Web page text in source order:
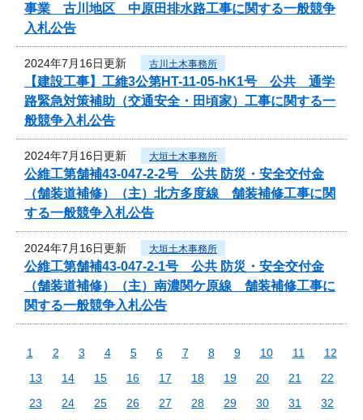
事業 古川地区 中原田排水路工事に関する一般競争
入札公告
2024年7月16日更新 古川土木事務所
【建設工事】工維3公第HT-11-05-hK1号 公共 通学
路緊急対策補助（交通安全・田頃家）工事に関する一
般競争入札公告
2024年7月16日更新 大垣土木事務所
公維工第舗補43-047-2-2号 公共 防災・安全交付金
（舗装道補修）（主）北方多度線 舗装補修工事に関
する一般競争入札公告
2024年7月16日更新 大垣土木事務所
公維工第舗補43-047-2-1号 公共 防災・安全交付金
（舗装道補修）（主）南濃関ケ原線 舗装補修工事に
関する一般競争入札公告
1 2 3 4 5 6 7 8 9 10 11
12
13
14 15 16 17 18 19 20 21
22
23
24 25 26 27 28 29 30 31
32